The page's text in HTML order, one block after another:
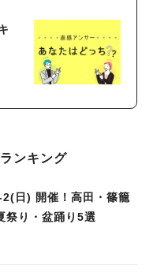
ンキング
日) 開催！高田・篠籠
祭り・盆踊り5選